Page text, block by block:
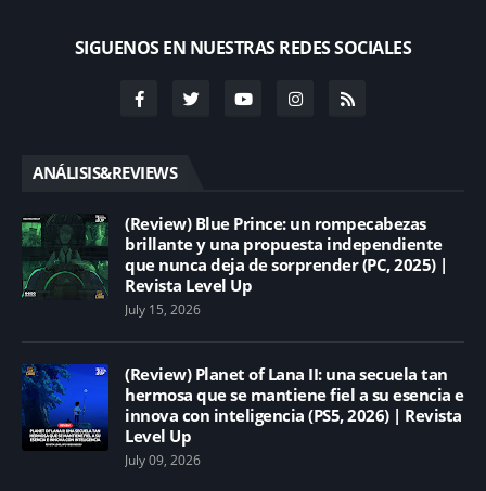
SIGUENOS EN NUESTRAS REDES SOCIALES
ANÁLISIS&REVIEWS
(Review) Blue Prince: un rompecabezas
brillante y una propuesta independiente
que nunca deja de sorprender (PC, 2025) |
Revista Level Up
July 15, 2026
(Review) Planet of Lana II: una secuela tan
hermosa que se mantiene fiel a su esencia e
innova con inteligencia (PS5, 2026) | Revista
Level Up
July 09, 2026